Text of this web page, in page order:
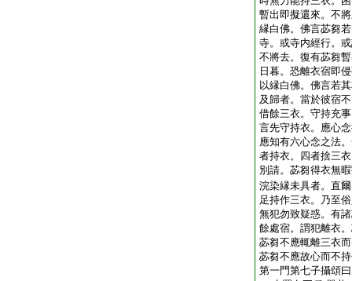
暫出即擬還來。不
縁白佛。佛言苾芻
寺。或寺内經行。
不將去。復有苾芻
日暮。恐離衣宿即
以縁白佛。佛言若
及歸者。當於彼宿
借餘三衣。守持充
言先守持衣。應心
應知有六心念之法
者持衣。四者捨三
別請。苾芻得衣無
浣染縁未具者。直
足持作三衣。乃至
無犯勿致疑惑。有
餘處宿。謂犯離衣
苾芻不應輒離三衣
苾芻不應故心而不
第一門第七子攝頌曰